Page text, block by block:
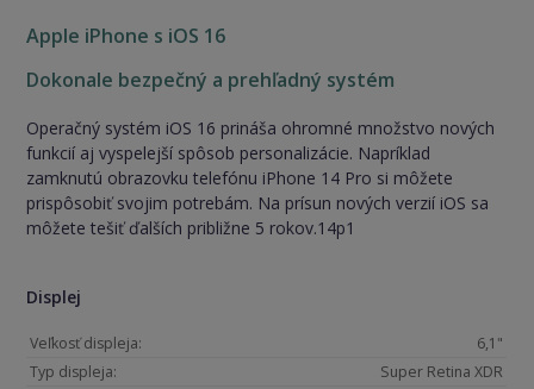
Displej
Veľkosť displeja:
6,1"
Typ displeja:
Super Retina XDR
Apple iPhone s iOS 16
Dokonale bezpečný a prehľadný systém
Operačný systém iOS 16 prináša ohromné množstvo nových
funkcií aj vyspelejší spôsob personalizácie. Napríklad
zamknutú obrazovku telefónu iPhone 14 Pro si môžete
prispôsobiť svojim potrebám. Na prísun nových verzií iOS sa
môžete tešiť ďalších približne 5 rokov.14p1